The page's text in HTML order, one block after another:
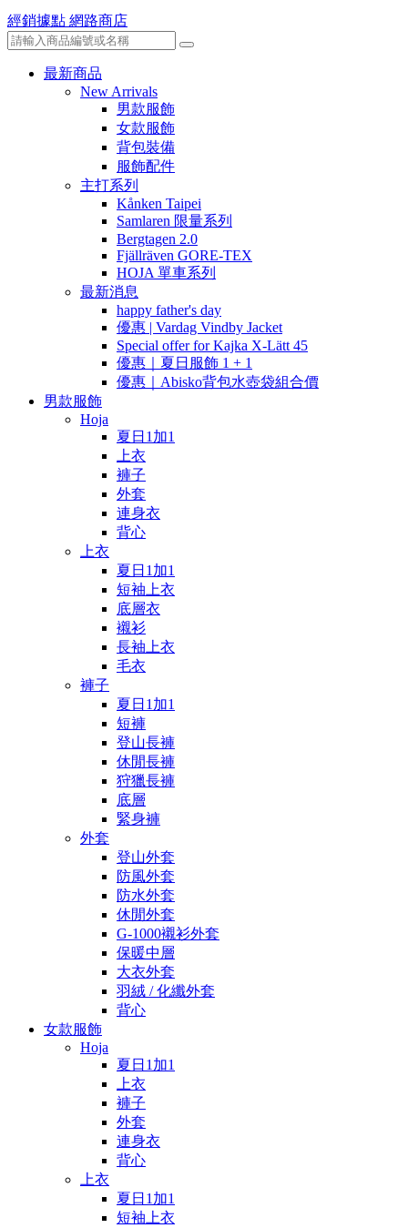
經銷據點 網路商店
最新商品
New Arrivals
男款服飾
女款服飾
背包裝備
服飾配件
主打系列
Kånken Taipei
Samlaren 限量系列
Bergtagen 2.0
Fjällräven GORE-TEX
HOJA 單車系列
最新消息
happy father's day
優惠 | Vardag Vindby Jacket
Special offer for Kajka X-Lätt 45
優惠｜夏日服飾 1 + 1
優惠｜Abisko背包水壺袋組合價
男款服飾
Hoja
夏日1加1
上衣
褲子
外套
連身衣
背心
上衣
夏日1加1
短袖上衣
底層衣
襯衫
長袖上衣
毛衣
褲子
夏日1加1
短褲
登山長褲
休閒長褲
狩獵長褲
底層
緊身褲
外套
登山外套
防風外套
防水外套
休閒外套
G-1000襯衫外套
保暖中層
大衣外套
羽絨 / 化纖外套
背心
女款服飾
Hoja
夏日1加1
上衣
褲子
外套
連身衣
背心
上衣
夏日1加1
短袖上衣